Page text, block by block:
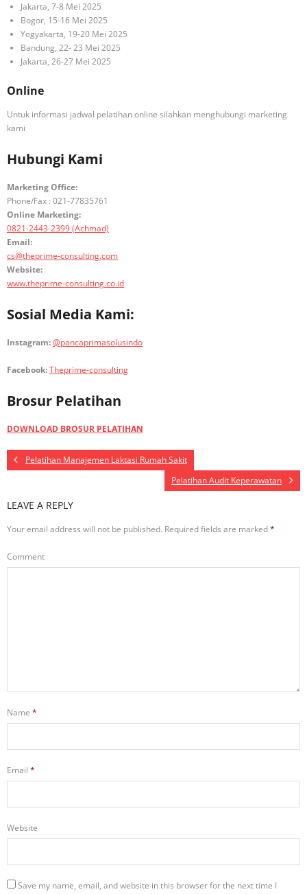
Jakarta, 7-8 Mei 2025
Bogor, 15-16 Mei 2025
Yogyakarta, 19-20 Mei 2025
Bandung, 22- 23 Mei 2025
Jakarta, 26-27 Mei 2025
Online
Untuk informasi jadwal pelatihan online silahkan menghubungi marketing
kami
Hubungi Kami
Marketing Office:
Phone/Fax : 021-77835761
Online Marketing:
0821-2443-2399 (Achmad)
Email:
cs@theprime-consulting.com
Website:
www.theprime-consulting.co.id
Sosial Media Kami:
Instagram:@pancaprimasolusindo
Facebook:Theprime-consulting
Brosur Pelatihan
DOWNLOAD BROSUR PELATIHAN
Pelatihan Manajemen Laktasi Rumah Sakit
Pelatihan Audit Keperawatan
LEAVE A REPLY
Your email address will not be published. Required fields are marked*
Comment
Name *
Email *
Website
Save my name, email, and website in this browser for the next time I